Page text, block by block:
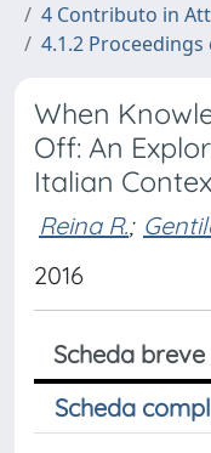
4 Contributo in
4.1.2 Proceedings
When
Off: An
Italian
Reina R.;
2016
Scheda breve
Scheda